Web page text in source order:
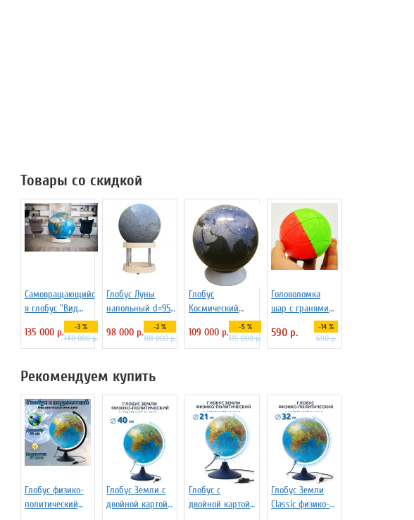
Товары со скидкой
Самовращающийс
я глобус "Вид
Земли из космоса"
130 см на
пластиковой
135 000 р. -3 %
140 000 р.
Глобус Луны
напольный d=95
пластиковой
подставке
98 000 р. -2 %
101 000 р.
Глобус
Космический
снимок Земли
d=130 на
пластиковой
109 000 р. -5 %
115 000 р.
Головоломка
шар с гранями
590 р. -14 %
690 р.
Рекомендуем купить
Глобус физико-
политический
Глобус Земли с
двойной картой
Глобус с
двойной картой
Глобус Земли
Classic физико-